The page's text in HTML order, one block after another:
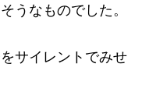
うなものでした。
サイレントでみせ